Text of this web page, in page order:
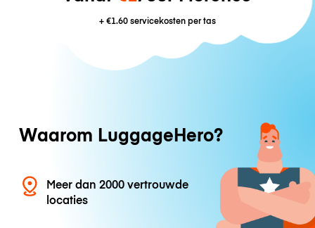
+€1.60servicekosten per tas
Waarom LuggageHero?
Meer dan 2000 vertrouwde
locaties